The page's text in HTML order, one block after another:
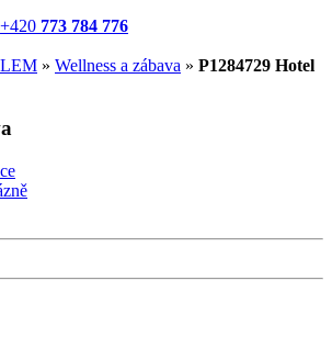
+420 773 784 776
» Wellness a zábava » P1284729 Hotel